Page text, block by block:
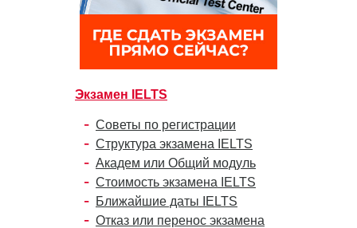
Экзамен IELTS
Советы по регистрации
Структура экзамена IELTS
Академ или Общий модуль
Стоимость экзамена IELTS
Ближайшие даты IELTS
Отказ или перенос экзамена